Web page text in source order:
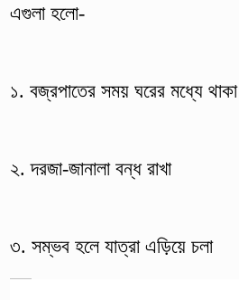
এগুলা হলো-
১. বজ্রপাতের সময় ঘরের মধ্যে থাকা
২. দরজা-জানালা বন্ধ রাখা
৩. সম্ভব হলে যাত্রা এড়িয়ে চলা